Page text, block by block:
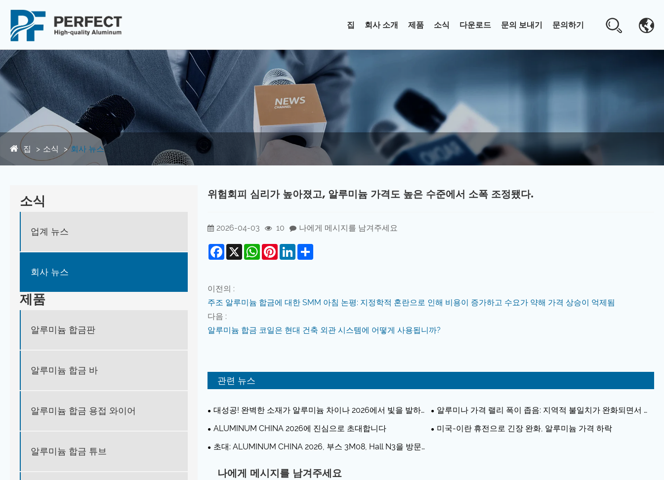
집 회사 소개 제품 소식 다운로드 문의 보내기 문의하기
집 소식 회사 뉴스
소식
업계 뉴스
회사 뉴스
제품
알루미늄 합금판
알루미늄 합금 바
알루미늄 합금 용접 와이어
알루미늄 합금 튜브
위험회피 심리가 높아졌고, 알루미늄 가격도 높은 수준에서 소폭 조정됐다.
2026-04-03 10 나에게 메시지를 남겨주세요
Facebook
X WhatsAppPinterestLinkedIn
이전의 :
주조 알루미늄 합금에 대한 SMM 아침 논평: 지정학적 혼란으로 인해 비용이 증가하고 수요가 약해 가격 상승이 억제됨
다음 :
알루미늄 합금 코일은 현대 건축 외관 시스템에 어떻게 사용됩니까?
관련 뉴스
대성공! 완벽한 소재가 알루미늄 차이나 2026에서 빛을 발하며
수백만 달러에 달하는 현장 주문을 확보했습니다.
알루미나 가격 랠리 폭이 좁음: 지역적 불일치가 완화되면서 현
물 가격이 하락합니다.
ALUMINUM CHINA 2026에 진심으로 초대합니다
미국-이란 휴전으로 긴장 완화, 알루미늄 가격 하락
초대: ALUMINUM CHINA 2026, 부스 3M08, Hall N3을 방문하
나에게 메시지를 남겨주세요